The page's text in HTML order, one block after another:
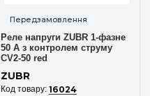
Реле напруги ZUBR 1-фазне
50 А з контролем струму
CV2-50 red
ZUBR
16024